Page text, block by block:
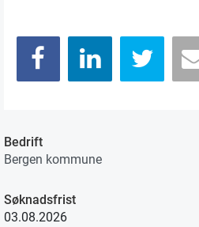
Bedrift
Bergen kommune
Søknadsfrist
03.08.2026